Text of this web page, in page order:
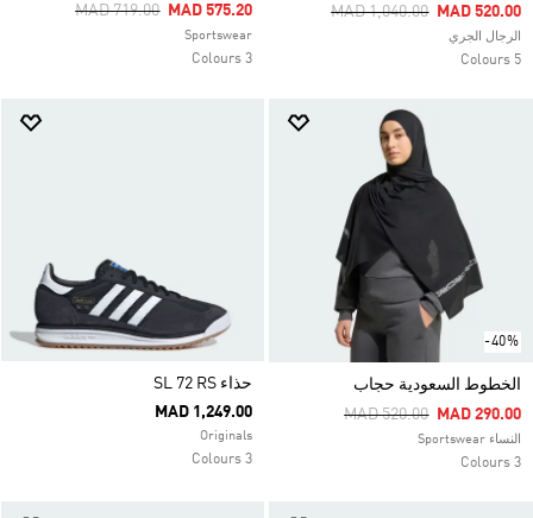
Price Reduced From
MAD 1,040.00ToMAD 520.00
الرجال الجري
5 Colours
Price Reduced From
MAD 719.00ToMAD 575.20
Sportswear
3 Colours
-40%
الخطوط السعودية حجاب
Price Reduced From
MAD 520.00ToMAD 290.00
النساء Sportswear
3 Colours
حذاء SL 72 RS
MAD 1,249.00
Originals
3 Colours